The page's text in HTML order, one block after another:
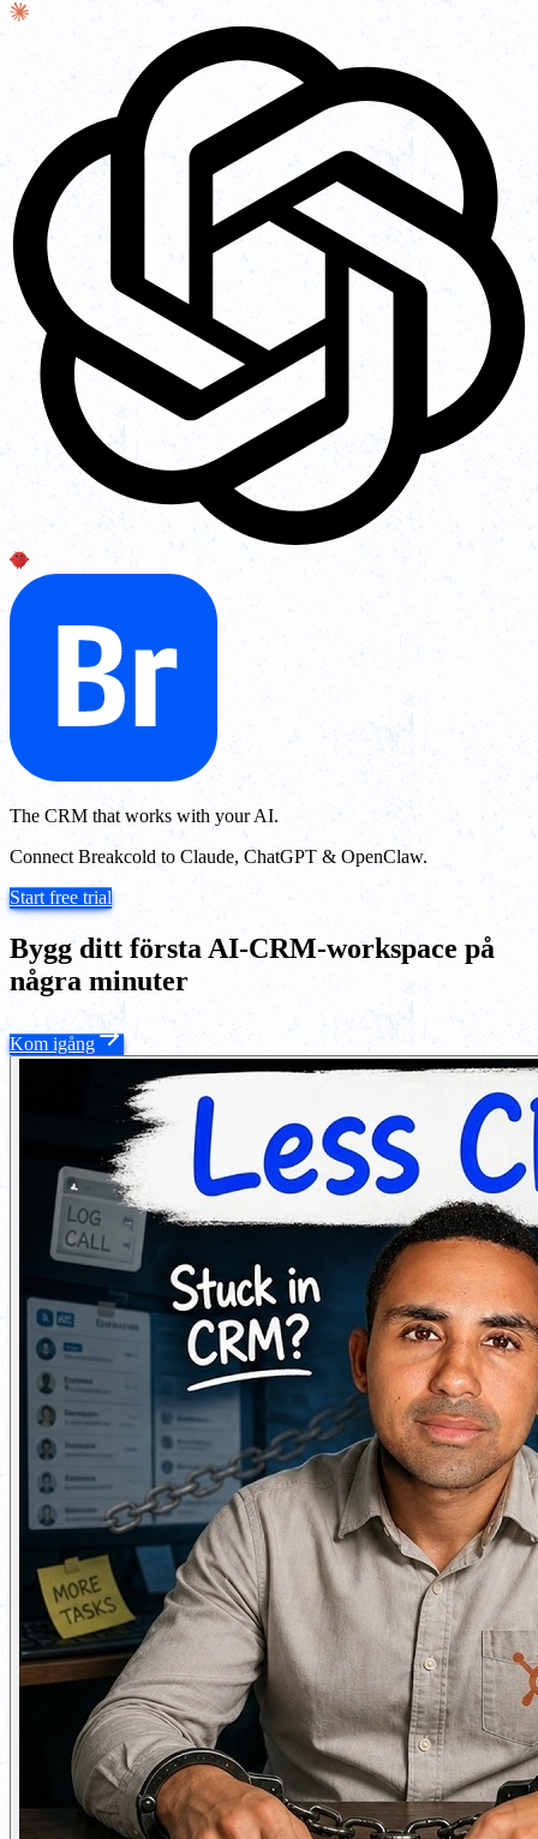
The CRM that works with your AI.
Connect Breakcold to Claude, ChatGPT & OpenClaw.
Start free trial
Bygg ditt första AI-CRM-workspace på
några minuter
Kom igång